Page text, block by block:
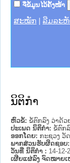
ຈື່ຂໍ້ມູນໄວ້ຄັ້ງໜ້າ
ສະໝັກ ລືມລະຫັ
າຊົນ ພາກເໜືອ
ການ
ກາງ
ໃຕ້
ຕຳຫຼວດປະຊ
ສັນຕິບານປະຊ
ກເໜືອ
າຊົນ ພາກກາງ
ນິຕິກໍາ
ຫົວຂໍ້: ຂໍ້ຕົກລົງ ວ່າດ້
ປະເພດ ນິຕິກໍາ: ຂໍ້ຕົກ
ອອກໂດຍ: ກະຊວງ ວັ
ພາກສ່ວນຮັບຜິດຊອບ:
ວັນທີ່ ນິຕິກໍາ : 14-12-
ເຜີຍແຜ່ລົງ ຈົດໝາຍ